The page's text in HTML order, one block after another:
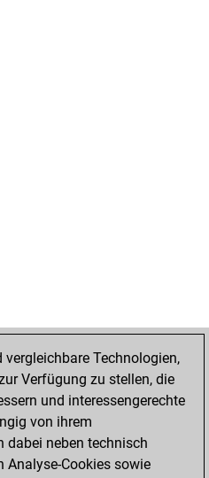
vergleichbare Technologien,
Verfügung zu stellen, die
und interessengerechte
von ihrem
dabei neben technisch
Analyse-Cookies sowie